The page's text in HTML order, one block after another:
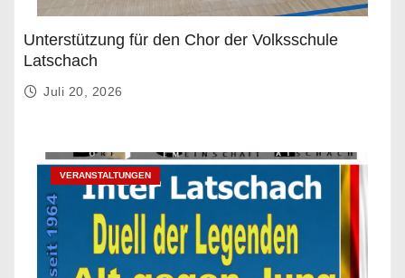
Unterstützung für den Chor der Volksschule
Latschach
Juli 20, 2026
VERANSTALTUNGEN